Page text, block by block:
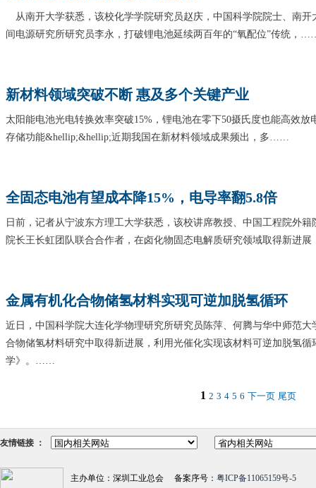
从南开大学获悉，该校化学学院研究员赵庆，中国科学院院士、南开
间电源研究所研究员李永，打破锂电池延续两百年的“氧配位”传统，
新材料领域突破不断 惠及多个关键产业
太阳能电池光电转换效率突破15%，锂电池在零下50摄氏度也能高效放
存储功能&hellip;&hellip;近期我国在新材料领域成果频出，多……
全固态电池有望成本降15%，电导率翻5.8倍
日前，记者从宁波东方理工大学获悉，该校讲席教授、中国工程院外
院长王长虹团队联合合作者，在卤化物固态电解质研究领域取得新进
金属有机化合物储氢材料实现可逆加脱氢循环
近日，中国科学院大连化学物理研究所研究员陈萍、何腾与华中师范
合物储氢材料研究中取得新进展，利用光催化实现该材料可逆加脱氢
学》。……
1 2 3 4 5 6 下一页 尾页
友情链接 ：
主办单位：深圳工业总会 备案序号： 粤ICP备11065159号-5